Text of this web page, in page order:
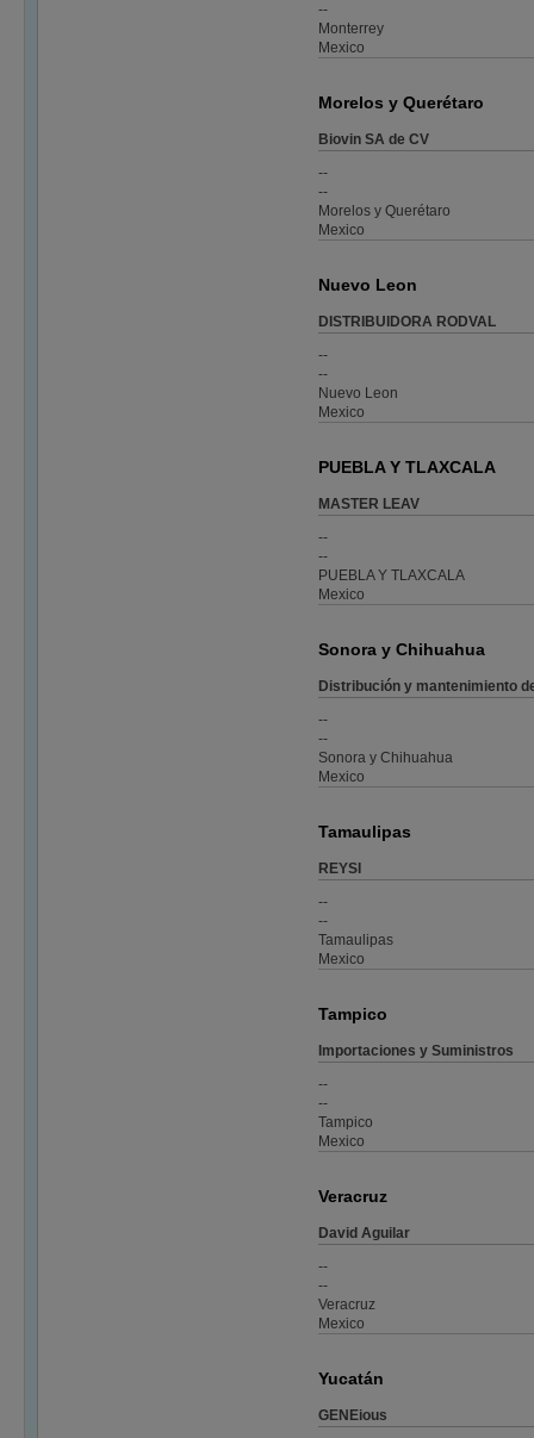
--
Monterrey
Mexico
Morelos y Querétaro
Biovin SA de CV
--
--
Morelos y Querétaro
Mexico
Nuevo Leon
DISTRIBUIDORA RODVAL
--
--
Nuevo Leon
Mexico
PUEBLA Y TLAXCALA
MASTER LEAV
--
--
PUEBLA Y TLAXCALA
Mexico
Sonora y Chihuahua
Distribución y mantenimiento
--
--
Sonora y Chihuahua
Mexico
Tamaulipas
REYSI
--
--
Tamaulipas
Mexico
Tampico
Importaciones y Suministros
--
--
Tampico
Mexico
Veracruz
David Aguilar
--
--
Veracruz
Mexico
Yucatán
GENEious